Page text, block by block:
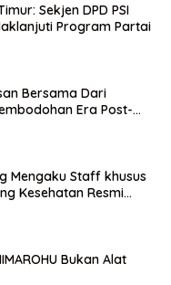
Sekjen DPD PSI
Program Partai
Bersama Dari
Era Post-
Mengaku Staff khusus
Kesehatan Resmi
Bukan Alat